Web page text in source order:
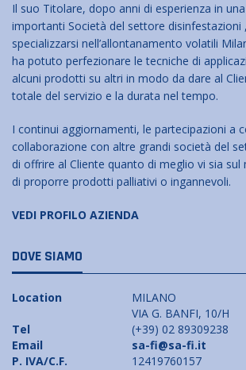
Il suo Titolare, dopo anni di esperienza in
importanti Società del settore disinfestazioni
specializzarsi nell’allontanamento volatili
ha potuto perfezionare le tecniche di
alcuni prodotti su altri in modo da dare al
totale del servizio e la durata nel tempo.
I continui aggiornamenti, le partecipazioni a
collaborazione con altre grandi società del
di offrire al Cliente quanto di meglio vi sia
di proporre prodotti palliativi o ingannevoli.
VEDI PROFILO AZIENDA
DOVE SIAMO
Location
MILANO
VIA G. BANFI, 10/H
Tel
(+39) 02 89309238
Email
sa-fi@sa-fi.it
P. IVA/C.F.
12419760157